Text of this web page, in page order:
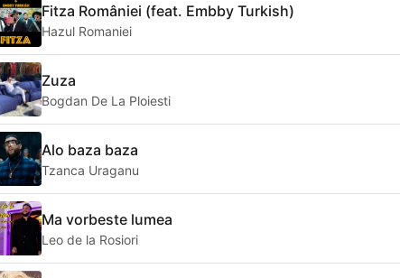
Fitza României (feat. Embby Turkish)
Hazul Romaniei
Zuza
Bogdan De La Ploiesti
Alo baza baza
Tzanca Uraganu
Ma vorbeste lumea
Leo de la Rosiori